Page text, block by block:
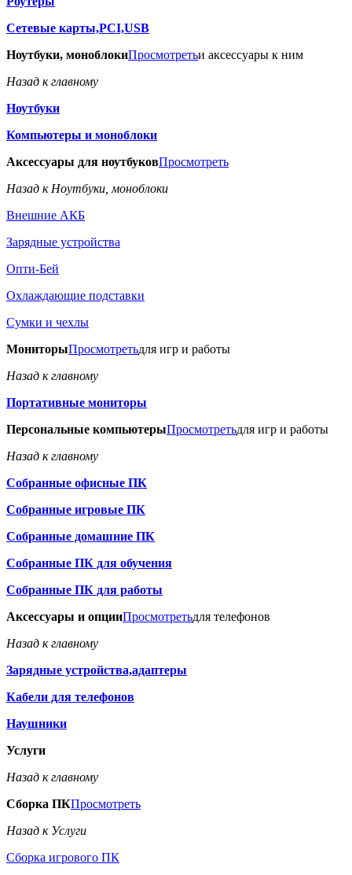
Сетевые карты,PCI,USB
Ноутбуки, моноблокиПросмотретьи аксессуары к ним
Назад к главному
Ноутбуки
Компьютеры и моноблоки
Аксессуары для ноутбуковПросмотреть
Назад к Ноутбуки, моноблоки
Внешние АКБ
Зарядные устройства
Опти-Бей
Охлаждающие подставки
Сумки и чехлы
МониторыПросмотретьдля игр и работы
Назад к главному
Портативные мониторы
Персональные компьютерыПросмотретьдля игр и работы
Назад к главному
Собранные офисные ПК
Собранные игровые ПК
Собранные домашние ПК
Собранные ПК для обучения
Собранные ПК для работы
Аксессуары и опцииПросмотретьдля телефонов
Назад к главному
Зарядные устройства,адаптеры
Кабели для телефонов
Наушники
Услуги
Назад к главному
Сборка ПКПросмотреть
Назад к Услуги
Сборка игрового ПК